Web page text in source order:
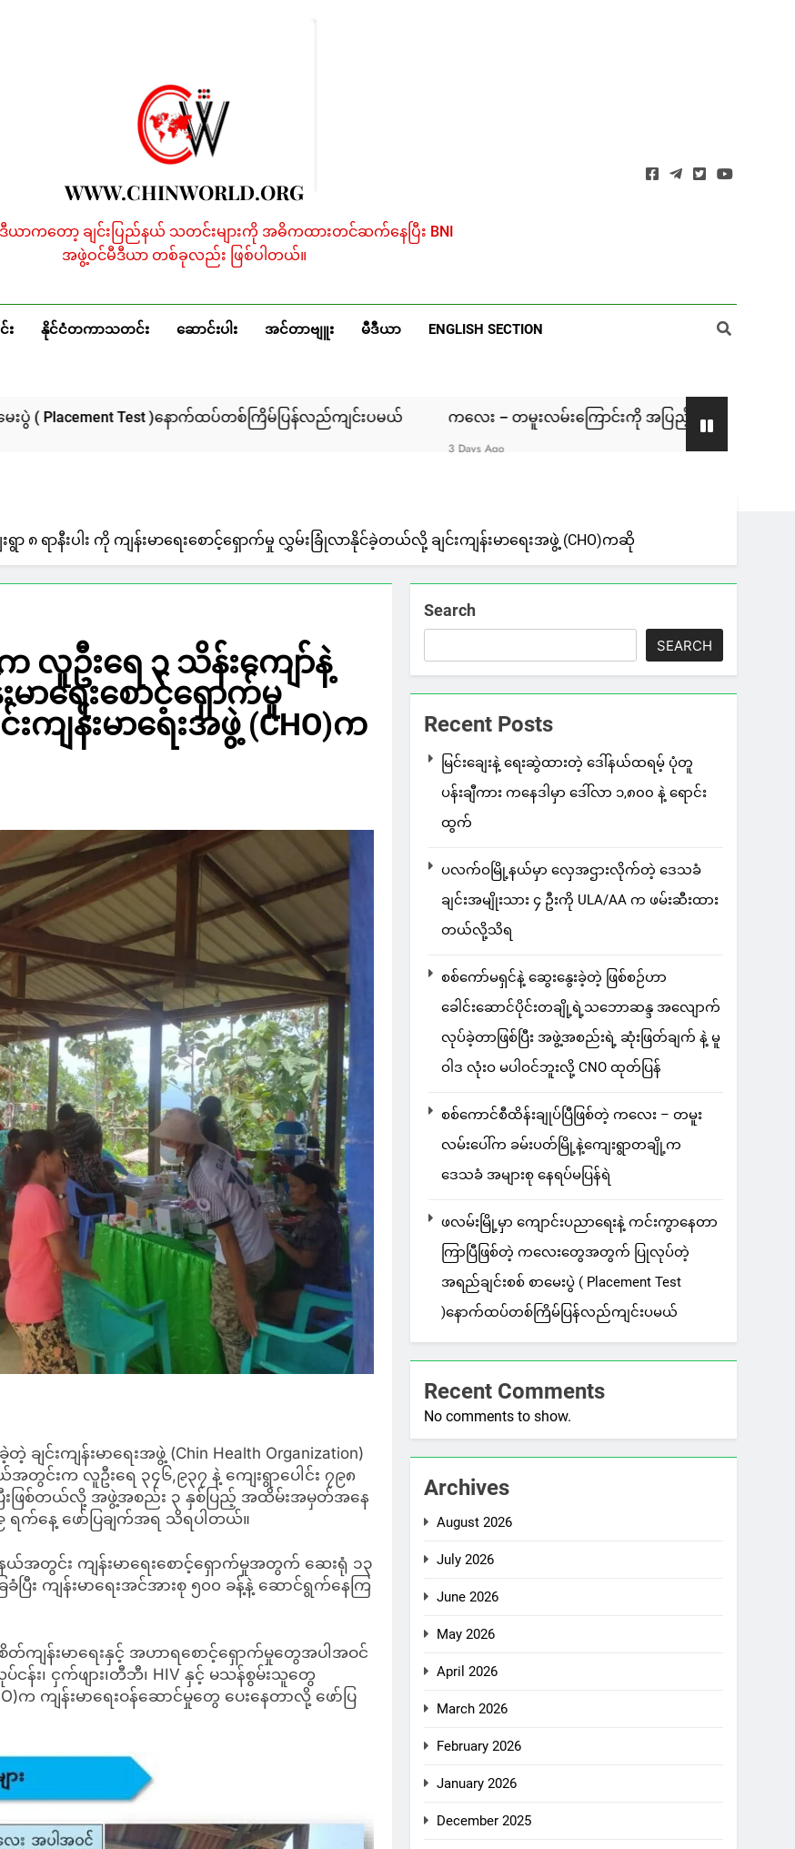
WWW.CHINWORLD.ORG
မီဒီယာကတော့ ချင်းပြည်နယ် သတင်းများကို အဓိကထားတင်ဆက်နေပြီး BNI
အဖွဲ့ဝင်မီဒီယာ တစ်ခုလည်း ဖြစ်ပါတယ်။
း နိုင်ငံတကာသတင်း ဆောင်းပါး အင်တာဗျူး မီဒီယာ ENGLISH SECTION
)နောက်ထပ်တစ်ကြိမ်ပြန်လည်ကျင်းပမယ် ကလေး – တမူးလမ်းကြောင်းကို အပြည့်အဝ ပြန်လည်ထိန်းချုပ်နိုင်ပြီလို့ စစ်
၈ ရာနီးပါး ကို ကျန်းမာရေးစောင့်ရှောက်မှု လွှမ်းခြုံလာနိုင်ခဲ့တယ်လို့ ချင်းကျန်းမာရေးအဖွဲ့ (CHO)ကဆို
လူဦးရေ ၃ သိန်းကျော်နဲ့
မာရေးစောင့်ရှောက်မှု
ျန်းမာရေးအဖွဲ့ (CHO)က
ျင်းကျန်းမာရေးအဖွဲ့ (Chin Health Organization)
င်းက လူဦးရေ ၃၄၆,၉၃၇ နဲ့ ကျေးရွာပေါင်း ၇၉၈
ြီးဖြစ်တယ်လို့ အဖွဲ့အစည်း ၃ နှစ်ပြည့် အထိမ်းအမှတ်အနေ
ရက်နေ့ ဖော်ပြချက်အရ သိရပါတယ်။
နယ်အတွင်း ကျန်းမာရေးစောင့်ရှောက်မှုအတွက် ဆေးရုံ ၁၃
ခံပြီး ကျန်းမာရေးအင်အားစု ၅၀၀ ခန့်နဲ့ ဆောင်ရွက်နေကြ
စိတ်ကျန်းမာရေးနှင့် အဟာရစောင့်ရှောက်မှုတွေအပါအဝင်
န်း၊ ငှက်ဖျား၊တီဘီ၊ HIV နှင့် မသန်စွမ်းသူတွေ
က ကျန်းမာရေးဝန်ဆောင်မှုတွေ ပေးနေတာလို့ ဖော်ပြ
Search
SEARCH
Recent Posts
မြင်းချေးနဲ့ ရေးဆွဲထားတဲ့ ဒေါ်နယ်ထရမ့် ပုံတူ
ပန်းချီကား ကနေဒါမှာ ဒေါ်လာ ၁,၈၀၀ နဲ့ ရောင်း
ထွက်
ပလက်ဝမြို့နယ်မှာ လှေအဌားလိုက်တဲ့ ဒေသခံ
ချင်းအမျိုးသား ၄ ဦးကို ULA/AA က ဖမ်းဆီးထား
တယ်လို့သိရ
စစ်ကော်မရှင်နဲ့ ဆွေးနွေးခဲ့တဲ့ ဖြစ်စဉ်ဟာ
ခေါင်းဆောင်ပိုင်းတချို့ရဲ့သဘောဆန္ဒ အလျောက်
လုပ်ခဲ့တာဖြစ်ပြီး အဖွဲ့အစည်းရဲ့ ဆုံးဖြတ်ချက် နဲ့ မူ
ဝါဒ လုံးဝ မပါဝင်ဘူးလို့ CNO ထုတ်ပြန်
စစ်ကောင်စီထိန်းချုပ်ပြီဖြစ်တဲ့ ကလေး – တမူး
လမ်းပေါ်က ခမ်းပတ်မြို့နဲ့ကျေးရွာတချို့က
ဒေသခံ အများစု နေရပ်မပြန်ရဲ
ဖလမ်းမြို့မှာ ကျောင်းပညာရေးနဲ့ ကင်းကွာနေတာ
ကြာပြီဖြစ်တဲ့ ကလေးတွေအတွက် ပြုလုပ်တဲ့
အရည်ချင်းစစ် စာမေးပွဲ ( Placement Test
)နောက်ထပ်တစ်ကြိမ်ပြန်လည်ကျင်းပမယ်
Recent Comments
No comments to show.
Archives
August 2026
July 2026
June 2026
May 2026
April 2026
March 2026
February 2026
January 2026
December 2025